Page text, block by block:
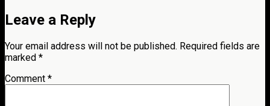
Leave a Reply
Your email address will not be published. Required fields are
marked *
Comment *